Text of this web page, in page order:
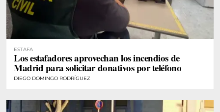
ESTAFA
Los estafadores aprovechan los incendios de
Madrid para solicitar donativos por teléfono
DIEGO DOMINGO RODRÍGUEZ